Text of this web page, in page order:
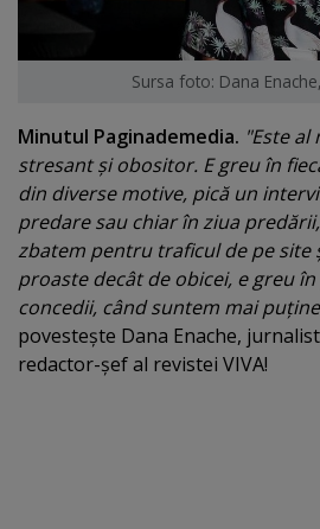
Sursa foto: Dana
Minutul Paginademedia. "Este al
stresant şi obositor. E greu în
din diverse motive, pică un
predare sau chiar în ziua
zbatem pentru traficul de pe site
proaste decât de obicei, e greu
concedii, când suntem mai
povesteşte Dana Enache,
redactor-şef al revistei VIVA!